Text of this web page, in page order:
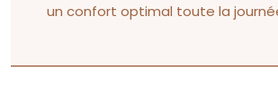
un confort optimal toute la